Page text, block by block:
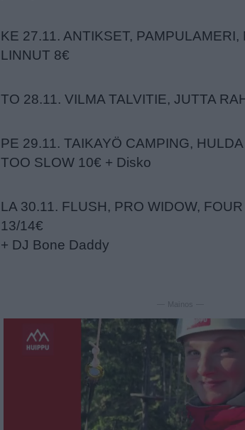
KE 27.11. ANTIKSET, PAMPULAMERI,
LINNUT 8€
TO 28.11. VILMA TALVITIE, JUTTA
PE 29.11. TAIKAYÖ CAMPING,
TOO SLOW 10€ + Disko
LA 30.11. FLUSH, PRO WIDOW,
13/14€
+ DJ Bone Daddy
— Mainos —